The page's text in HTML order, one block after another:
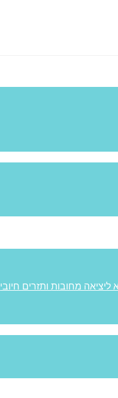
מחובות ותזרים חיובי